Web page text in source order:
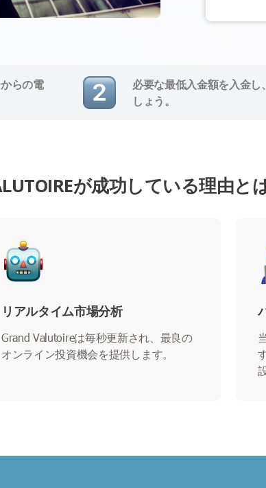
らの電
必要な最低入金額を入金し
しょう。
が成功している理由と
リアルタイム市場分析
Grand Valutoireは毎秒更新され、最良の
オンライン投資機会を提供します。